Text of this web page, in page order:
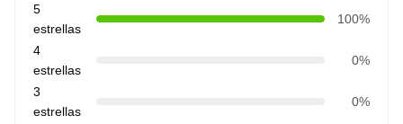
5
estrellas
100%
4
estrellas
0%
3
estrellas
0%